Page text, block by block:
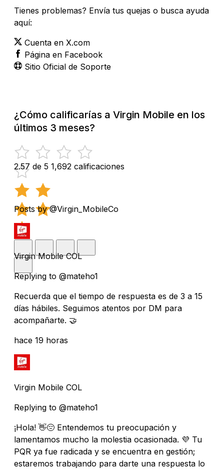
Tienes problemas? Envía tus quejas o busca ayuda
aquí:
Cuenta en X.com
Página en Facebook
Sitio Oficial de Soporte
¿Cómo calificarías a Virgin Mobile en los
últimos 3 meses?
2.57 de 5 1,692 calificaciones
Posts by @Virgin_MobileCo
Virgin Mobile COL
Replying to @mateho1
Recuerda que el tiempo de respuesta es de 3 a 15
días hábiles. Seguimos atentos por DM para
acompañarte. 🤝
hace 19 horas
Virgin Mobile COL
Replying to @mateho1
¡Hola! 👋😔 Entendemos tu preocupación y
lamentamos mucho la molestia ocasionada. 💜 Tu
PQR ya fue radicada y se encuentra en gestión;
estaremos trabajando para darte una respuesta lo